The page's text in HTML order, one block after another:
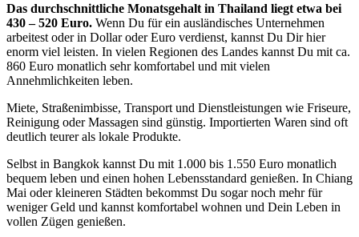
Das durchschnittliche Monatsgehalt in Thailand liegt etwa bei
430 – 520 Euro. Wenn Du für ein ausländisches Unternehmen
arbeitest oder in Dollar oder Euro verdienst, kannst Du Dir hier
enorm viel leisten. In vielen Regionen des Landes kannst Du mit ca.
860 Euro monatlich sehr komfortabel und mit vielen
Annehmlichkeiten leben.
Miete, Straßenimbisse, Transport und Dienstleistungen wie Friseure,
Reinigung oder Massagen sind günstig. Importierten Waren sind oft
deutlich teurer als lokale Produkte.
Selbst in Bangkok kannst Du mit 1.000 bis 1.550 Euro monatlich
bequem leben und einen hohen Lebensstandard genießen. In Chiang
Mai oder kleineren Städten bekommst Du sogar noch mehr für
weniger Geld und kannst komfortabel wohnen und Dein Leben in
vollen Zügen genießen.